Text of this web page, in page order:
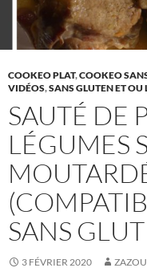
COOKEO PLAT,COOKEO
VIDÉOS,SANS GLUTEN ET OU
SAUTÉ DE
LÉGUMES
SANS
3 FÉVRIER 2020